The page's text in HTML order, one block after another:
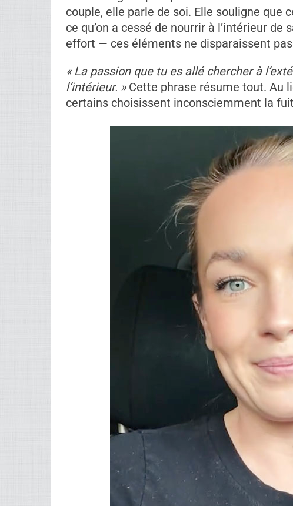
Quand une nouvelle personne entre en
s’emballe, l’attention revient, le désir aussi.
pas meilleure, elle était un mystère, et
la réalité. »
Le cerveau réagit à l’inconnu comme à
relation existante — plus stable, plus
comparaison. Pourtant, cette stabilité est
Le message le plus percutant arrive ici :
couple, elle parle de soi. Elle souligne que
ce qu’on a cessé de nourrir à l’intérieur
effort — ces éléments ne disparaissent pas
« La passion que tu es allé chercher à
Cette phrase résume tout. Au
certains choisissent inconsciemment la
Ad